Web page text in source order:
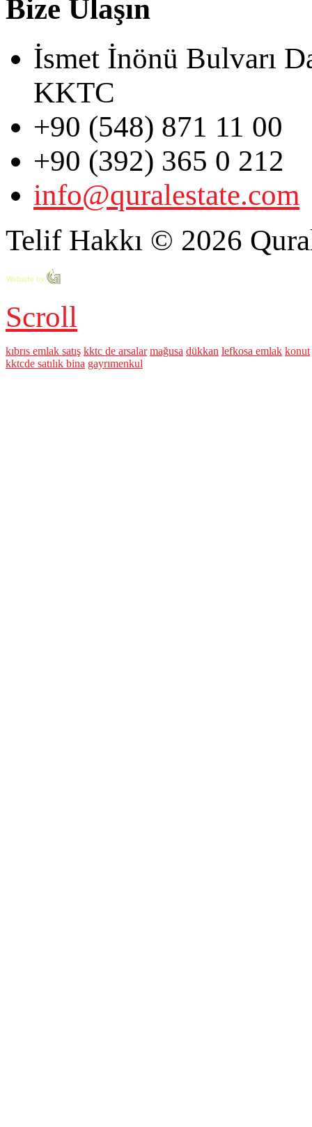
Bize Ulaşın
İsmet İnönü Bulvarı
KKTC
+90 (548) 871 11 00
+90 (392) 365 0 212
info@quralestate.com
Telif Hakkı © 2026
Scroll
kıbrıs emlak satış kktc de arsalar mağusa dükkan lefkosa emlak konut
kktcde satılık bina gayrımenkul